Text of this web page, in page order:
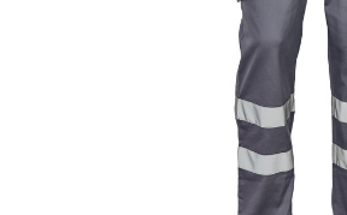
Брюки ХоРеКа и
Джинсы, брюки на
Полукомбинезоны
Полукомбинезоны
Полукомбинезоны